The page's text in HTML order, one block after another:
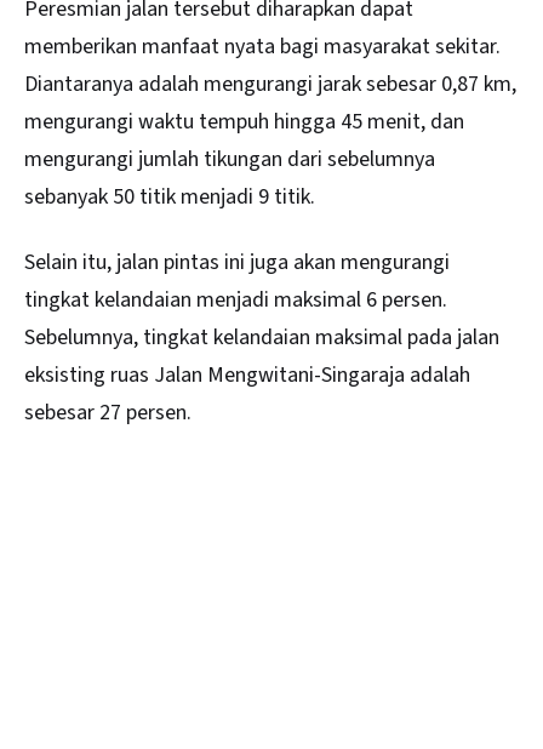
Peresmian jalan tersebut diharapkan dapat
memberikan manfaat nyata bagi masyarakat sekitar.
Diantaranya adalah mengurangi jarak sebesar 0,87 km,
mengurangi waktu tempuh hingga 45 menit, dan
mengurangi jumlah tikungan dari sebelumnya
sebanyak 50 titik menjadi 9 titik.
Selain itu, jalan pintas ini juga akan mengurangi
tingkat kelandaian menjadi maksimal 6 persen.
Sebelumnya, tingkat kelandaian maksimal pada jalan
eksisting ruas Jalan Mengwitani-Singaraja adalah
sebesar 27 persen.